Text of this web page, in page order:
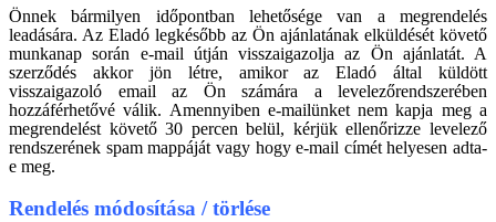
Önnek bármilyen időpontban lehetősége van a megrendelés
leadására. Az Eladó legkésőbb az Ön ajánlatának elküldését követő
munkanap során e-mail útján visszaigazolja az Ön ajánlatát. A
szerződés akkor jön létre, amikor az Eladó által küldött
visszaigazoló email az Ön számára a levelezőrendszerében
hozzáférhetővé válik. Amennyiben e-mailünket nem kapja meg a
megrendelést követő 30 percen belül, kérjük ellenőrizze levelező
rendszerének spam mappáját vagy hogy e-mail címét helyesen adta-
e meg.
Rendelés módosítása / törlése